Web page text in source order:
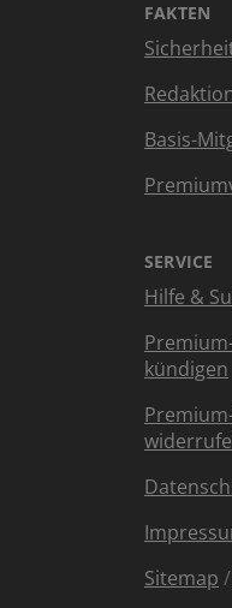
FAKTEN
Basis-
SERVICE
Hilfe &
kündigen
Sitemap /